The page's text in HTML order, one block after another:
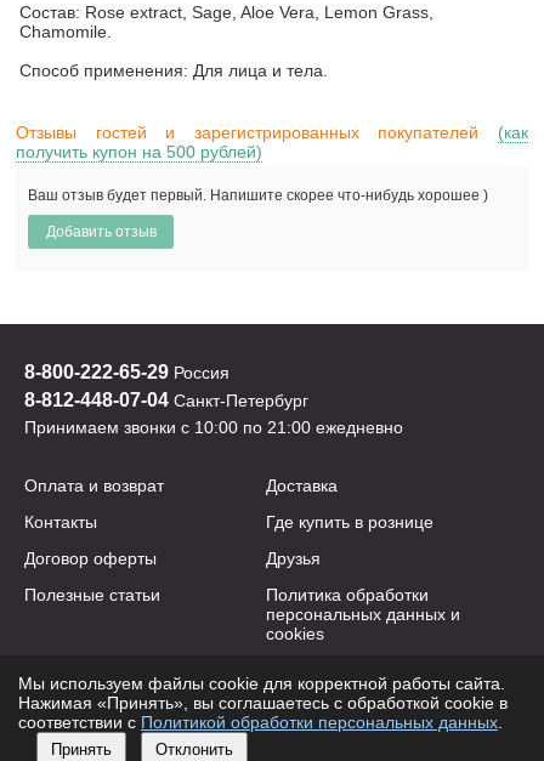
Состав: Rose extract, Sage, Aloe Vera, Lemon Grass,
Chamomile.
Способ применения: Для лица и тела.
Отзывы гостей и зарегистрированных покупателей (как
получить купон на 500 рублей)
Ваш отзыв будет первый. Напишите скорее что-нибудь хорошее )
8-800-222-65-29 Россия
8-812-448-07-04 Санкт-Петербург
Принимаем звонки с 10:00 по 21:00 ежедневно
Оплата и возврат
Доставка
Контакты
Где купить в рознице
Договор оферты
Друзья
Полезные статьи
Политика обработки
персональных данных и
cookies
2009-2026 © yogastuff.ru
e-mail:info@yogastuff.ru
Мы используем файлы cookie для корректной работы сайта.
Нажимая «Принять», вы соглашаетесь с обработкой cookie в
соответствии с Политикой обработки персональных данных
Принять Отклонить